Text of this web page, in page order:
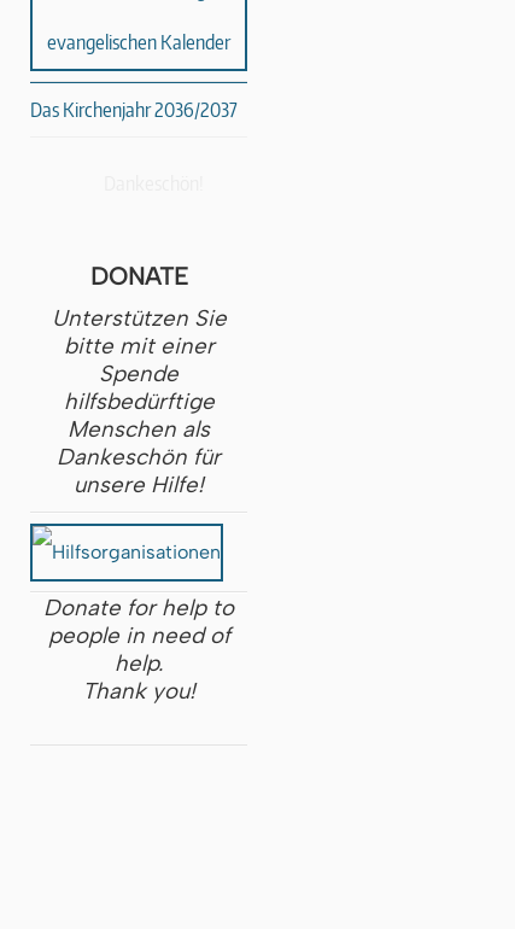
Das Kirchenjahr 2036/2037
DONATE
Unterstützen Sie
bitte mit einer
Spende
hilfsbedürftige
Menschen als
Dankeschön für
unsere Hilfe!
Donate for help to
people in need of
help.
Thank you!